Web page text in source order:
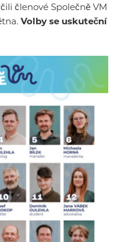
členové Společně VM
Volby se uskuteční